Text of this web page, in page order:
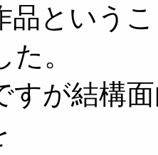
品という
。
すが結構